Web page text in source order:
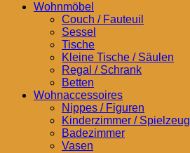
Wohnmöbel
Couch / Fauteuil
Sessel
Tische
Kleine Tische / Säulen
Regal / Schrank
Betten
Wohnaccessoires
Nippes / Figuren
Kinderzimmer / Spielzeug
Badezimmer
Vasen